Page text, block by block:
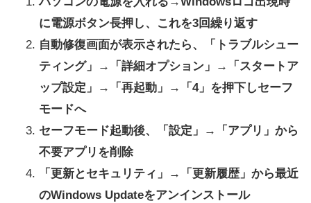
に電源ボタン長押し、これを3回繰り返す
自動修復画面が表示されたら、「トラブルシュー
ティング」→「詳細オプション」→「スタートア
ップ設定」→「再起動」→「4」を押下しセーフ
モードへ
セーフモード起動後、「設定」→「アプリ」から
不要アプリを削除
「更新とセキュリティ」→「更新履歴」から最近
のWindows Updateをアンインストール